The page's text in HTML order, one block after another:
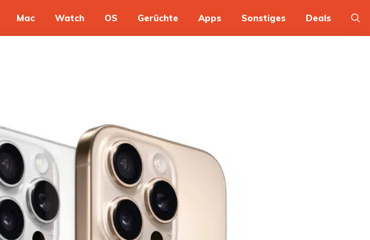
Mac Watch OS Gerüchte Apps Sonstiges Deals